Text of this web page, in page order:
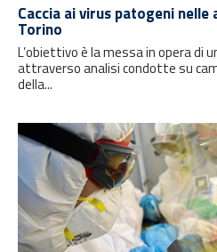
Caccia ai virus patogeni nelle
Torino
L’obiettivo è la messa in opera di
attraverso analisi condotte su
della...